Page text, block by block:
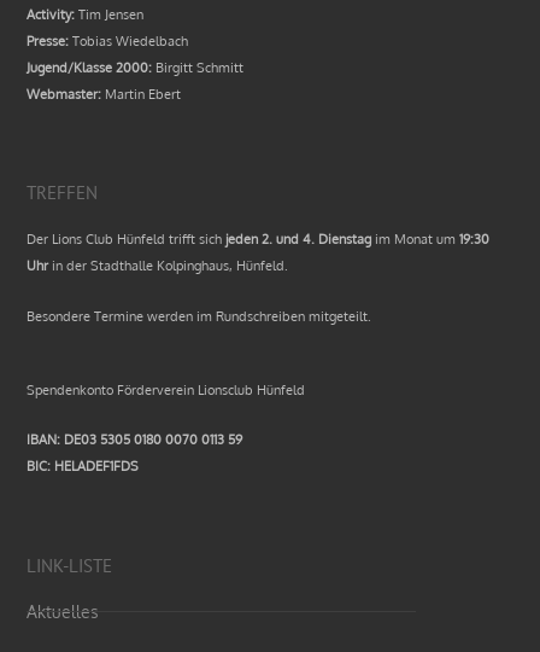
Activity: Tim Jensen
Presse: Tobias Wiedelbach
Jugend/Klasse 2000: Birgitt Schmitt
Webmaster: Martin Ebert
TREFFEN
Der Lions Club Hünfeld trifft sich jeden 2. und 4. Dienstag im Monat um19:30
Uhrin der Stadthalle Kolpinghaus, Hünfeld.
Besondere Termine werden im Rundschreiben mitgeteilt.
Spendenkonto Förderverein Lionsclub Hünfeld
IBAN: DE03 5305 0180 0070 0113 59
BIC: HELADEF1FDS
LINK-LISTE
Aktuelles